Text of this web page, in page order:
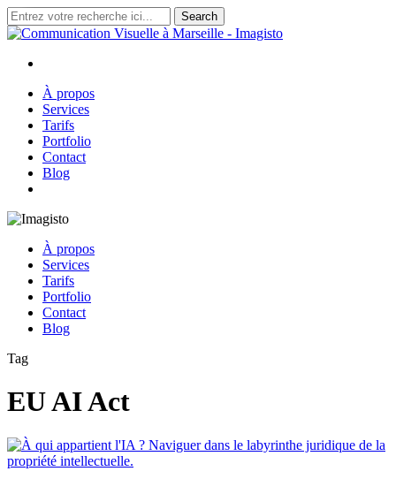
Skip
to
content
Search
Close
search
Menu
À propos
Services
Tarifs
Portfolio
Contact
Blog
À propos
Services
Tarifs
Portfolio
Contact
Blog
Tag
EU AI Act